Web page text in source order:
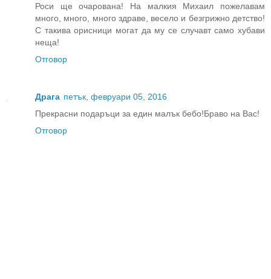
Роси ще очарована! На малкия Михаил пожелавам
много, много, много здраве, весело и безгрижно детство!
С такива орисници могат да му се случавт само хубави
неща!
Отговор
Драга петък, февруари 05, 2016
Прекрасни подаръци за един малък бебо!Браво на Вас!
Отговор